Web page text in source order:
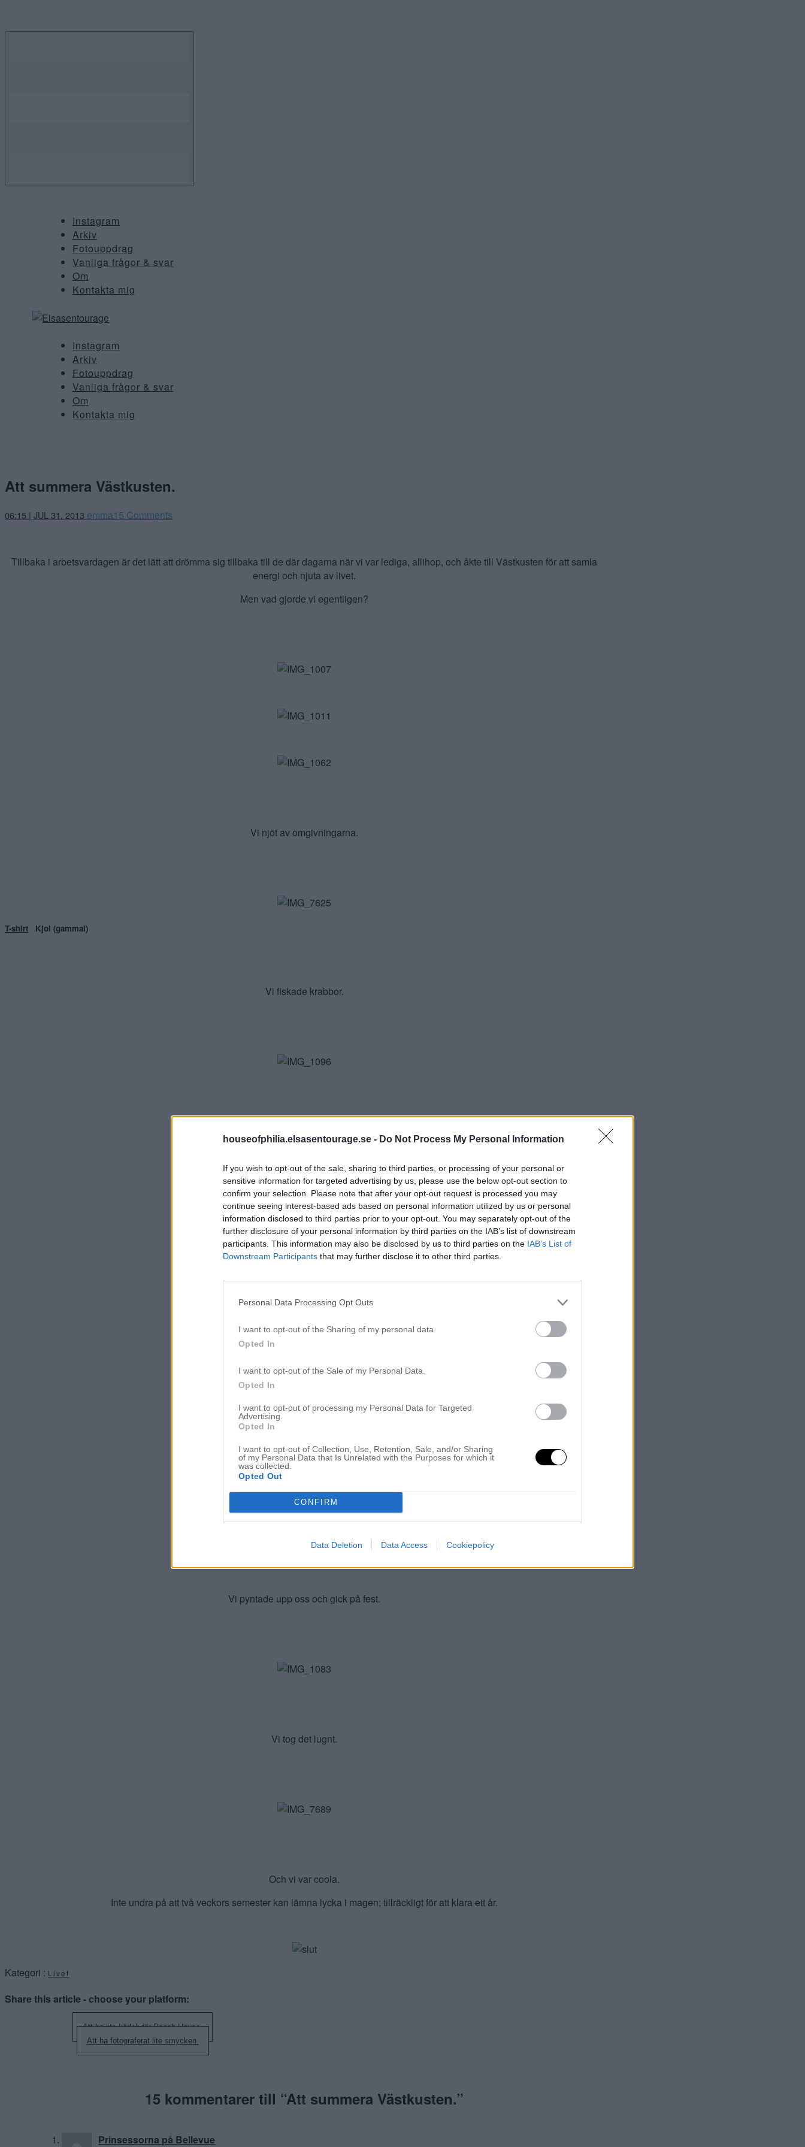
houseofphilia.elsasentourage.se - Do Not Process My Personal Information
If you wish to opt-out of the sale, sharing to third parties, or processing of your personal or
sensitive information for targeted advertising by us, please use the below opt-out section to
confirm your selection. Please note that after your opt-out request is processed you may
continue seeing interest-based ads based on personal information utilized by us or personal
information disclosed to third parties prior to your opt-out. You may separately opt-out of the
further disclosure of your personal information by third parties on the IAB’s list of downstream
participants. This information may also be disclosed by us to third parties on the IAB’s List of
Downstream Participants that may further disclose it to other third parties.
Personal Data Processing Opt Outs
I want to opt-out of the Sharing of my personal data.
Opted In
I want to opt-out of the Sale of my Personal Data.
Opted In
I want to opt-out of processing my Personal Data for Targeted
Advertising.
Opted In
I want to opt-out of Collection, Use, Retention, Sale, and/or Sharing
of my Personal Data that Is Unrelated with the Purposes for which it
was collected.
Opted Out
CONFIRM
Data Deletion Data Access Cookiepolicy
Instagram
Arkiv
Fotouppdrag
Vanliga frågor & svar
Om
Kontakta mig
Instagram
Arkiv
Fotouppdrag
Vanliga frågor & svar
Om
Kontakta mig
Att summera Västkusten.
06:15 | JUL 31. 2013 emma15 Comments
Tillbaka i arbetsvardagen är det lätt att drömma sig tillbaka till de där dagarna när vi var lediga, allihop, och åkte till Västkusten för att samla
energi och njuta av livet.
Men vad gjorde vi egentligen?
Vi njöt av omgivningarna.
T-shirt Kjol (gammal)
Vi fiskade krabbor.
Vi var glada.
Vi pyntade upp oss och gick på fest.
Vi tog det lugnt.
Och vi var coola.
Inte undra på att två veckors semester kan lämna lycka i magen; tillräckligt för att klara ett år.
Kategori : Livet
Share this article - choose your platform:
InläggsnavigeringAtt ha lite kärlek för Beach House.
Att ha fotograferat lite smycken.
15 kommentarer till “Att summera Västkusten.”
Prinsessorna på Bellevue